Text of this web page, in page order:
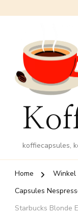
koffiecapsules,
Home Winkel
Capsules
Starbucks Blonde